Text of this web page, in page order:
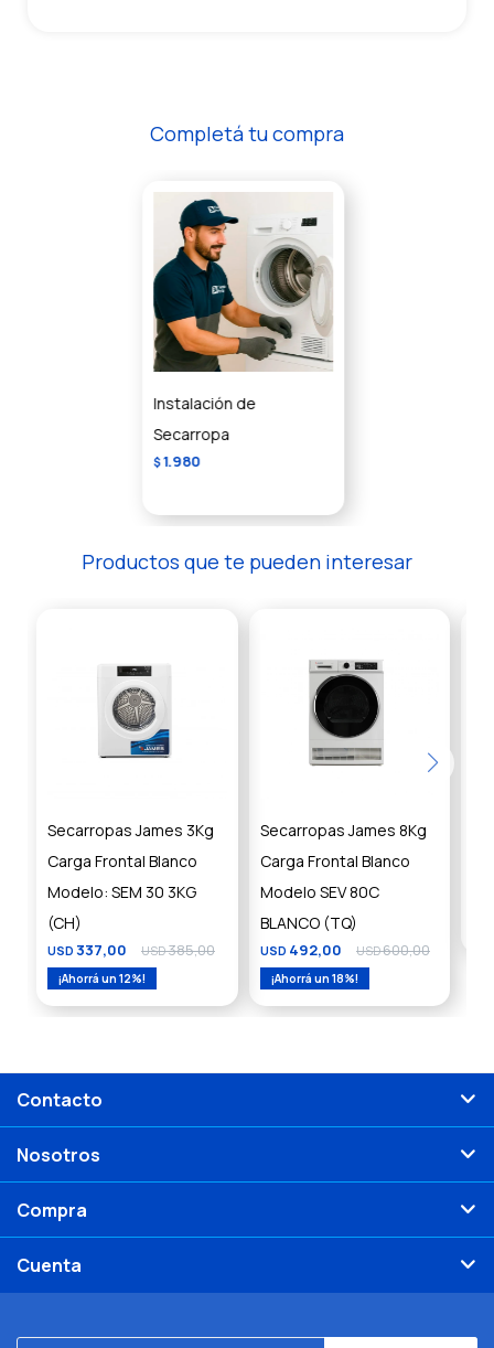
Completá tu compra
Instalación de
Secarropa
$1.980
Productos que te pueden interesar
Secarropas James 3Kg
Carga Frontal Blanco
Modelo: SEM 30 3KG
(CH)
USD 337,00 USD385,00
12
Secarropas James 8Kg
Carga Frontal Blanco
Modelo SEV 80C
BLANCO (TQ)
USD 492,00 USD600,00
18
Contacto
Nosotros
Compra
Cuenta